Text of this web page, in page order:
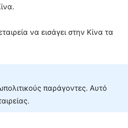
να εισάγει στην Κίνα τα
παράγοντες. Αυτό